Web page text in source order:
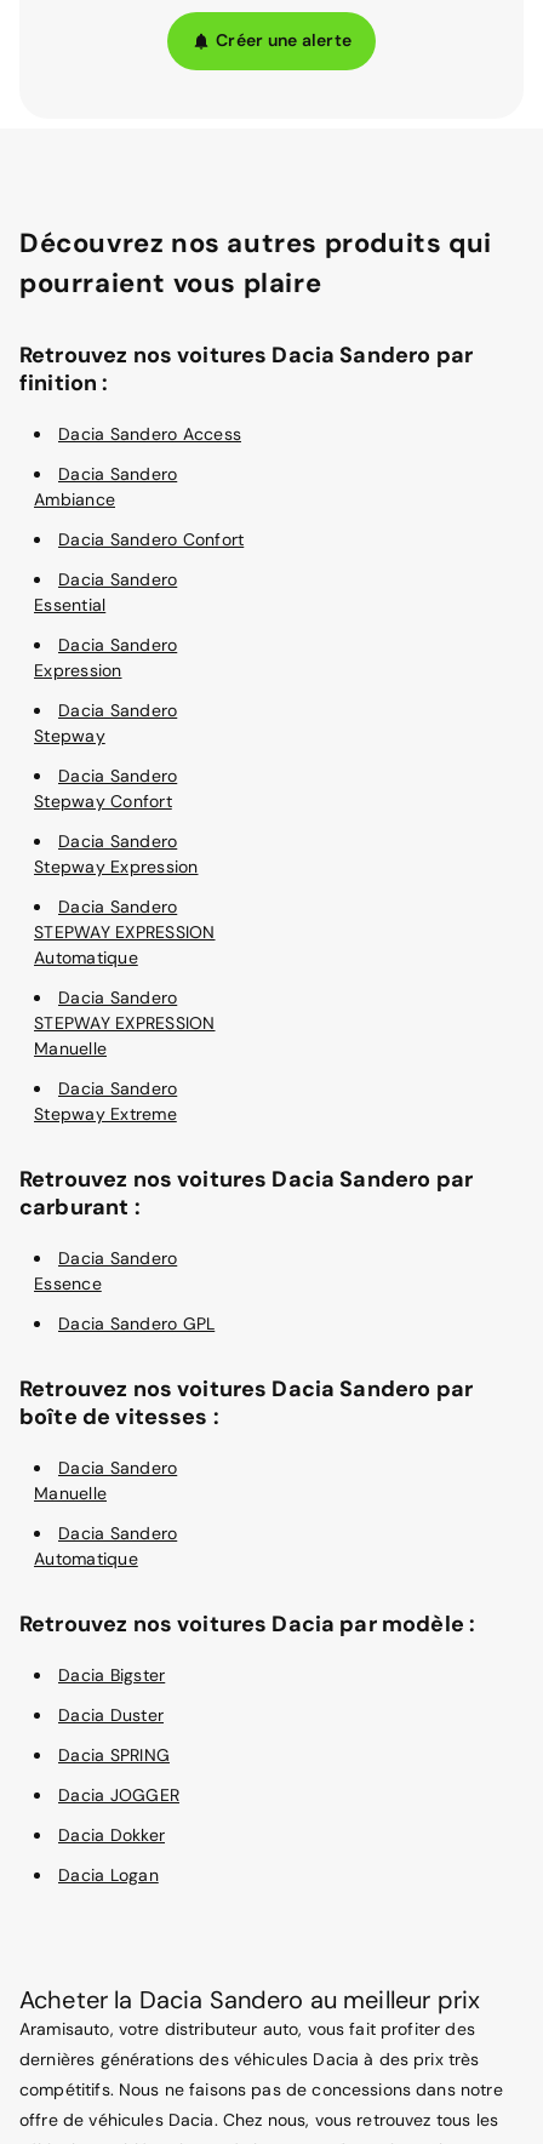
Créer une alerte
Découvrez nos autres produits qui
pourraient vous plaire
Retrouvez nos voitures Dacia Sandero par
finition :
Dacia Sandero Access
Dacia Sandero
Ambiance
Dacia Sandero Confort
Dacia Sandero
Essential
Dacia Sandero
Expression
Dacia Sandero
Stepway
Dacia Sandero
Stepway Confort
Dacia Sandero
Stepway Expression
Dacia Sandero
STEPWAY EXPRESSION
Automatique
Dacia Sandero
STEPWAY EXPRESSION
Manuelle
Dacia Sandero
Stepway Extreme
Retrouvez nos voitures Dacia Sandero par
carburant :
Dacia Sandero
Essence
Dacia Sandero GPL
Retrouvez nos voitures Dacia Sandero par
boîte de vitesses :
Dacia Sandero
Manuelle
Dacia Sandero
Automatique
Retrouvez nos voitures Dacia par modèle :
Dacia Bigster
Dacia Duster
Dacia SPRING
Dacia JOGGER
Dacia Dokker
Dacia Logan
Acheter la Dacia Sandero au meilleur prix
Aramisauto, votre distributeur auto, vous fait profiter des
dernières générations des véhicules Dacia à des prix très
compétitifs. Nous ne faisons pas de concessions dans notre
offre de véhicules Dacia. Chez nous, vous retrouvez tous les